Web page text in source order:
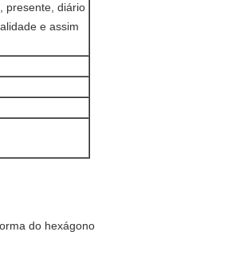
presente, diário
e assim
do hexágono